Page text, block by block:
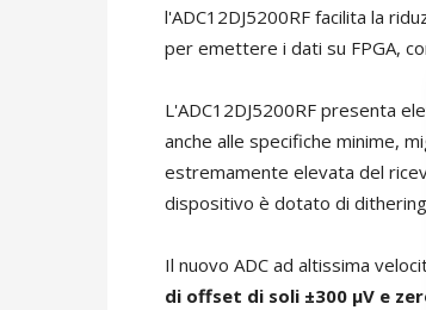
l'ADC12DJ5200RF facilita la
per emettere i dati su FPGA,
L'ADC12DJ5200RF presenta
anche alle specifiche minime,
estremamente elevata del
dispositivo è dotato di
Il nuovo ADC ad altissima
di offset di soli ±300 μV e